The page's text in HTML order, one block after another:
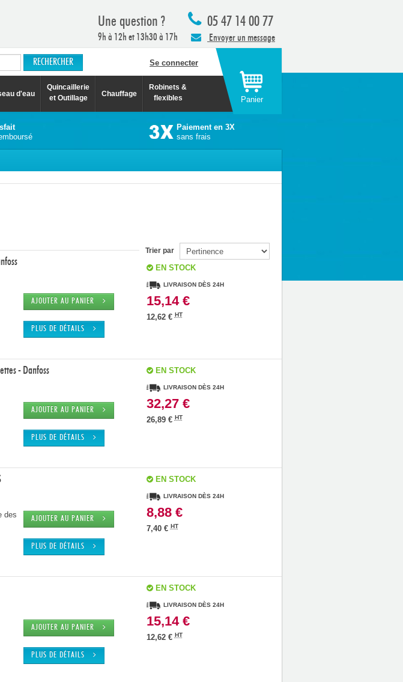
05 47 14 00 77
Envoyer un message
Une question ?
9h à 12h et 13h30 à 17h
Se connecter
d'eau
Quincaillerie
et Outillage
Chauffage
Robinets &
flexibles
Panier
Paiement en 3X
sans frais
Trier par
AJOUTER AU PANIER
PLUS DE DÉTAILS
EN STOCK
LIVRAISON DÈS 24H
15,14 €
12,62 €HT
- Danfoss
AJOUTER AU PANIER
PLUS DE DÉTAILS
EN STOCK
LIVRAISON DÈS 24H
32,27 €
26,89 €HT
des
AJOUTER AU PANIER
PLUS DE DÉTAILS
EN STOCK
LIVRAISON DÈS 24H
8,88 €
7,40 €HT
AJOUTER AU PANIER
PLUS DE DÉTAILS
EN STOCK
LIVRAISON DÈS 24H
15,14 €
12,62 €HT